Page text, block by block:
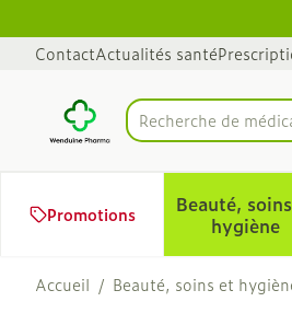
ContactActualités santé
Rechercher
Recherche de
Promotions
Beauté,
hygiène
Accueil / Beauté, soins et